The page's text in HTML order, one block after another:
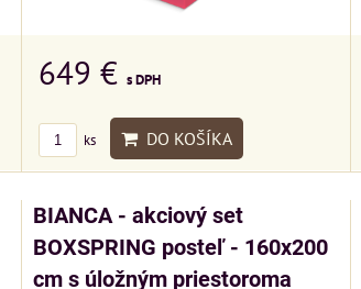
649 € s DPH
ks DO KOŠÍKA
BIANCA - akciový set
BOXSPRING posteľ - 160x200
cm s úložným priestoroma